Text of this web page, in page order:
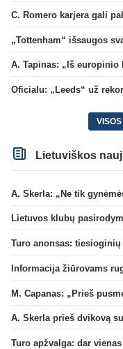
C. Romero karjera gali
„Tottenham“ išsaugos
Lietuviškos
A. Skerla: „Ne tik
Turo anonsas:
Informacija žiūrovams
Turo apžvalga: dar